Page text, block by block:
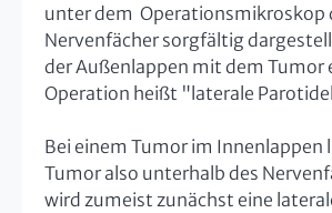
unter dem Operationsmikroskop
Nervenfächer sorgfältig
der Außenlappen mit dem Tumor
Operation heißt "laterale
Bei einem Tumor im Innenlappen
Tumor also unterhalb des
wird zumeist zunächst eine